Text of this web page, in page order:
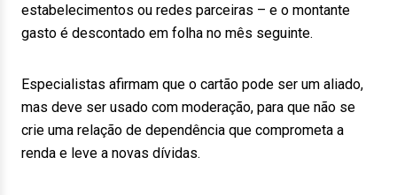
estabelecimentos ou redes parceiras – e o montante
gasto é descontado em folha no mês seguinte.
Especialistas afirmam que o cartão pode ser um aliado,
mas deve ser usado com moderação, para que não se
crie uma relação de dependência que comprometa a
renda e leve a novas dívidas.